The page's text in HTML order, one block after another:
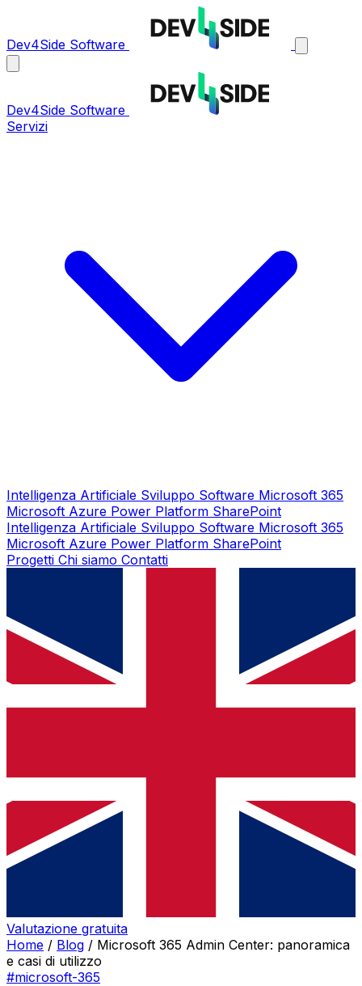
Dev4Side Software
Dev4Side Software
Servizi
Intelligenza Artificiale Sviluppo Software Microsoft 365
Microsoft Azure Power Platform SharePoint
Intelligenza Artificiale Sviluppo Software Microsoft 365
Microsoft Azure Power Platform SharePoint
Progetti Chi siamo Contatti
Valutazione gratuita
Home / Blog / Microsoft 365 Admin Center: panoramica
e casi di utilizzo
#microsoft-365